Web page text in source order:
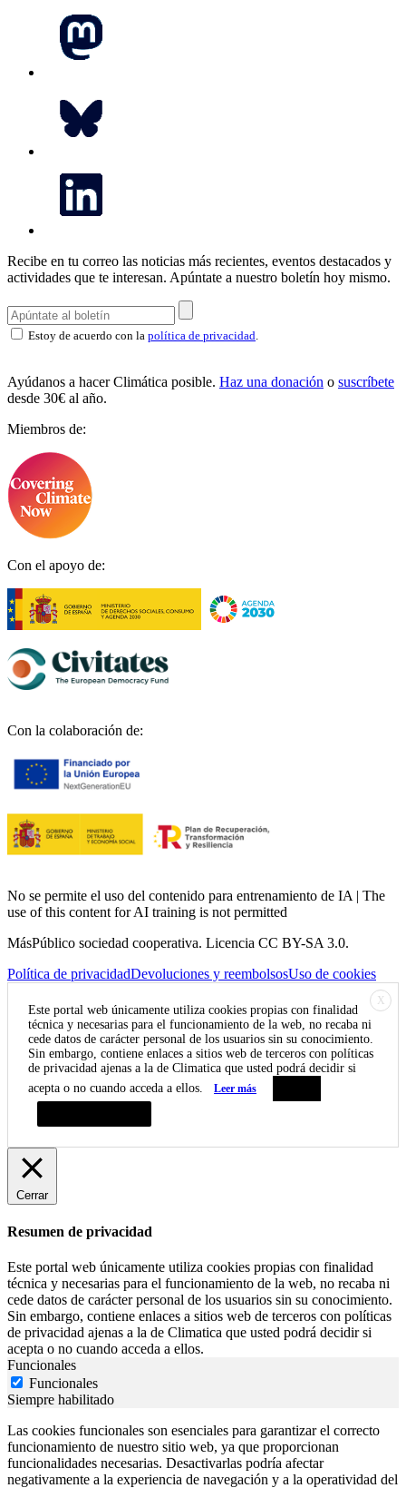
Recibe en tu correo las noticias más recientes, eventos destacados y
actividades que te interesan. Apúntate a nuestro boletín hoy mismo.
Estoy de acuerdo con la política de privacidad
Ayúdanos a hacer Climática posible. Haz una donación o suscríbete
desde 30€ al año.
Miembros de:
Con el apoyo de:
Con la colaboración de:
No se permite el uso del contenido para entrenamiento de IA | The
use of this content for AI training is not permitted
MásPúblico sociedad cooperativa. Licencia CC BY-SA 3.0.
Política de privacidadDevoluciones y reembolsosUso de cookies
X
Este portal web únicamente utiliza cookies propias con finalidad
técnica y necesarias para el funcionamiento de la web, no recaba ni
cede datos de carácter personal de los usuarios sin su conocimiento.
Sin embargo, contiene enlaces a sitios web de terceros con políticas
de privacidad ajenas a la de Climatica que usted podrá decidir si
acepta o no cuando acceda a ellos.
Leer más
Cerrar
Resumen de privacidad
Este portal web únicamente utiliza cookies propias con finalidad
técnica y necesarias para el funcionamiento de la web, no recaba ni
cede datos de carácter personal de los usuarios sin su conocimiento.
Sin embargo, contiene enlaces a sitios web de terceros con políticas
de privacidad ajenas a la de Climatica que usted podrá decidir si
acepta o no cuando acceda a ellos.
Funcionales
Funcionales
Siempre habilitado
Las cookies funcionales son esenciales para garantizar el correcto
funcionamiento de nuestro sitio web, ya que proporcionan
funcionalidades necesarias. Desactivarlas podría afectar
negativamente a la experiencia de navegación y a la operatividad del